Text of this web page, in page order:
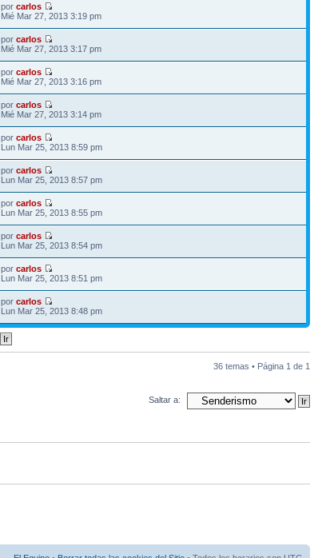
porcarlos
Mié Mar 27, 2013 3:19 pm
porcarlos
Mié Mar 27, 2013 3:17 pm
porcarlos
Mié Mar 27, 2013 3:16 pm
porcarlos
Mié Mar 27, 2013 3:14 pm
porcarlos
Lun Mar 25, 2013 8:59 pm
porcarlos
Lun Mar 25, 2013 8:57 pm
porcarlos
Lun Mar 25, 2013 8:55 pm
porcarlos
Lun Mar 25, 2013 8:54 pm
porcarlos
Lun Mar 25, 2013 8:51 pm
porcarlos
Lun Mar 25, 2013 8:48 pm
36 temas • Página 1 de 1
Saltar a: